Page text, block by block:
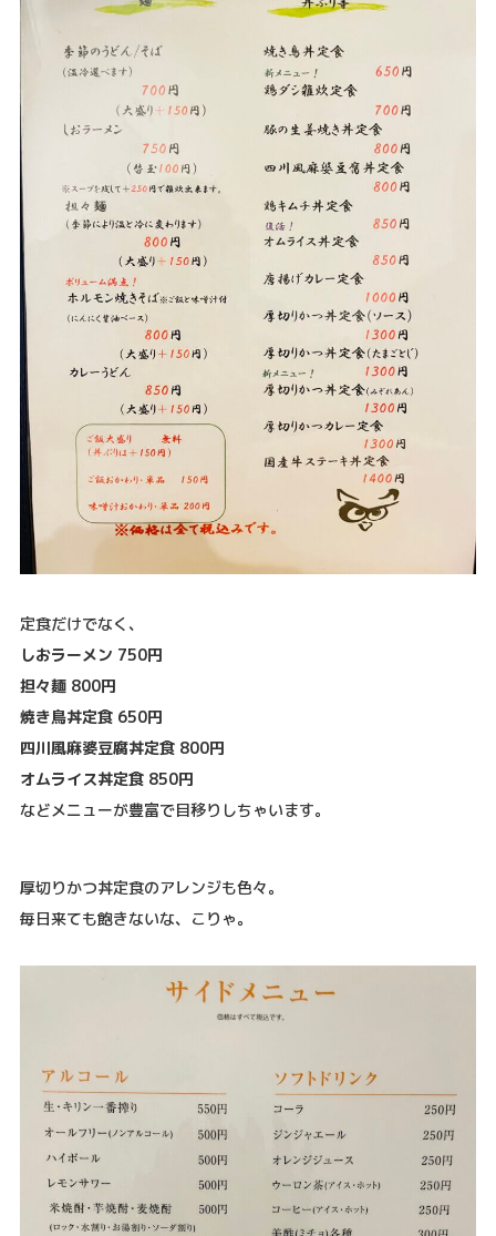
定食だけでなく、
しおラーメン 750円
担々麺 800円
焼き鳥丼定食 650円
四川風麻婆豆腐丼定食 800円
オムライス丼定食 850円
などメニューが豊富で目移りしちゃいます。
厚切りかつ丼定食のアレンジも色々。
毎日来ても飽きないな、こりゃ。